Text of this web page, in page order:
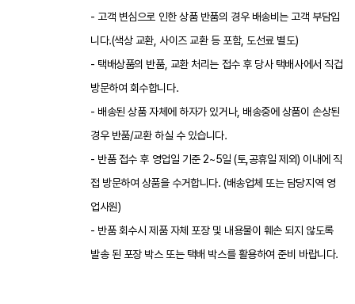
- 고객 변심으로 인한 상품 반품의 경우 배송비는 고객 부담입
니다.(색상 교환, 사이즈 교환 등 포함, 도선료 별도)
- 택배상품의 반품, 교환 처리는 접수 후 당사 택배사에서 직겁
방문하여 회수합니다.
- 배송된 상품 자체에 하자가 있거나, 배송중에 상품이 손상된
경우 반품/교환 하실 수 있습니다.
- 반품 접수 후 영업일 기준 2~5일 (토,공휴일 제외) 이내에 직
접 방문하여 상품을 수거합니다. (배송업체 또는 담당지역 영
업사원)
- 반품 회수시 제품 자체 포장 및 내용물이 훼손 되지 않도록
발송 된 포장 박스 또는 택배 박스를 활용하여 준비 바랍니다.